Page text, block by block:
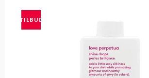
TILBUD